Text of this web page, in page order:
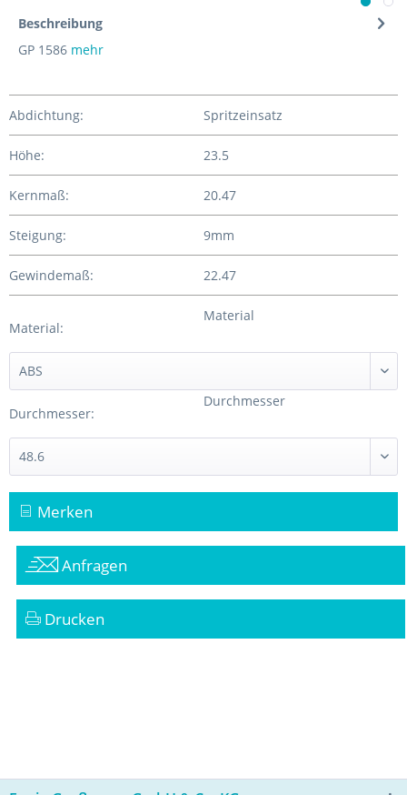
Beschreibung
GP 1586 mehr
Abdichtung: Spritzeinsatz
Höhe: 23.5
Kernmaß: 20.47
Steigung: 9mm
Gewindemaß: 22.47
Material:
Material
Durchmesser:
Durchmesser
Merken
Anfragen
Drucken